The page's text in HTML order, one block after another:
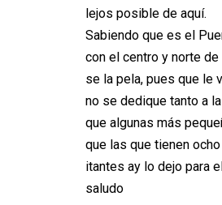
lejos posible de aquí.
Sabiendo que es el
con el centro y norte
se la pela, pues que le
no se dedique tanto a
que algunas más
que las que tienen
itantes ay lo dejo para
saludo